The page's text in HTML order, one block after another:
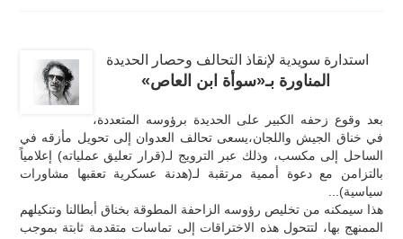
استدارة سويدية لإنقاذ التحالف وحصار الحديدة
المناورة بـ«سوأة ابن العاص»
بعد وقوع زحفه الكبير على الحديدة برؤوسه المتعددة،
في خناق الجيش واللجان،يسعى تحالف العدوان إلى تحويل مأزقه في
الساحل إلى مكسب، وذلك عبر الترويج لـ(قرار تعليق عملياته) إعلامياً
بالتزامن مع دعوة أممية مرتقبة لـ(هدنة عسكرية تعقبها مشاورات
سياسية)...
هذا سيمكنه من تخليص رؤوسه الزاحفة المطوقة بخناق أبطالنا وتنكيلهم
الممنهج بها، لتتحول هذه الاختراقات إلى تماسات متقدمة ثابتة بموجب